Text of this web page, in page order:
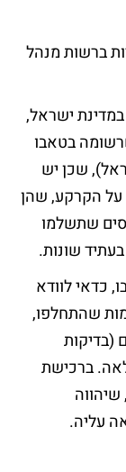
ברשות מנהל
ישראל,
בטאבו
שכן יש
על הקרקע, שהן
שתשלמו
שונות.
כדאי לוודא
שהתחלפו,
(בדיקות
ברכישת
עליה.